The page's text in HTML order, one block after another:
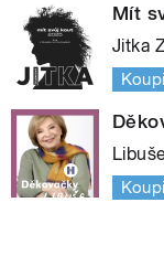
Mít
Jitka